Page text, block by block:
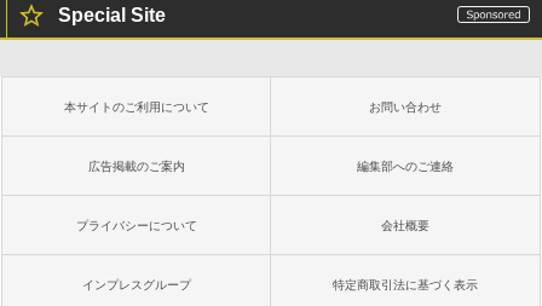
Special Site
本サイトのご利用について お問い合わせ
広告掲載のご案内 編集部へのご連絡
プライバシーについて 会社概要
インプレスグループ 特定商取引法に基づく表示